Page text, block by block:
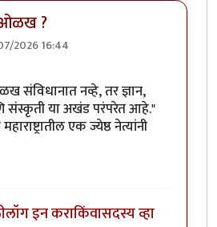
ओळख ?
2026 16:44
संविधानात नव्हे, तर ज्ञान,
या अखंड परंपरेत आहे."
एक ज्येष्ठ नेत्यांनी
लॉग इन कराकिंवासदस्य व्हा